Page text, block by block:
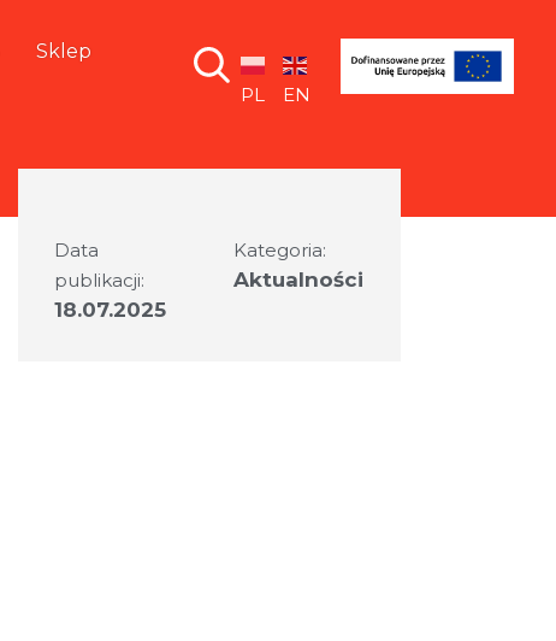
Sklep
PL
EN
Data
publikacji:
18.07.2025
Kategoria:
Aktualności